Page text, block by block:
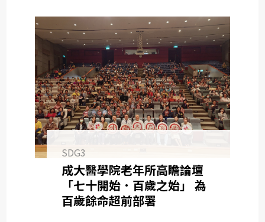
SDG3
成大醫學院老年所高瞻論壇
「七十開始．百歲之始」 為
百歲餘命超前部署